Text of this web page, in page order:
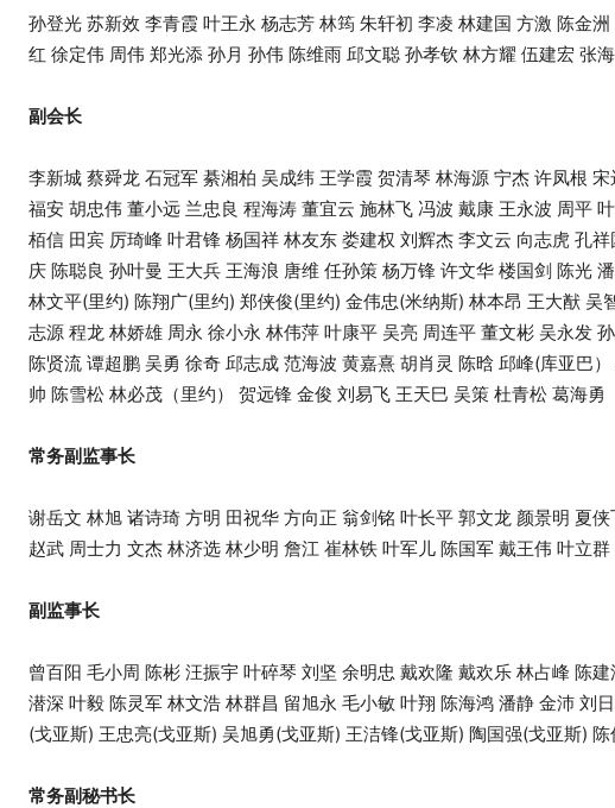
孙登光 苏新效 李青霞 叶王永 杨志芳 林筠 朱轩初 李凌 林建国 方激 陈金
红 徐定伟 周伟 郑光添 孙月 孙伟 陈维雨 邱文聪 孙孝钦 林方耀 伍建宏 张
副会长
李新城 蔡舜龙 石冠军 綦湘柏 吴成纬 王学霞 贺清琴 林海源 宁杰 许凤根
福安 胡忠伟 董小远 兰忠良 程海涛 董宜云 施林飞 冯波 戴康 王永波 周平
栢信 田宾 厉琦峰 叶君锋 杨国祥 林友东 娄建权 刘辉杰 李文云 向志虎 孔
庆 陈聪良 孙叶曼 王大兵 王海浪 唐维 任孙策 杨万锋 许文华 楼国剑 陈光
林文平(里约) 陈翔广(里约) 郑侠俊(里约) 金伟忠(米纳斯) 林本昂 王大猷
志源 程龙 林娇雄 周永 徐小永 林伟萍 叶康平 吴亮 周连平 董文彬 吴永发
陈贤流 谭超鹏 吴勇 徐奇 邱志成 范海波 黄嘉熹 胡肖灵 陈晗 邱峰(库亚巴
帅 陈雪松 林必茂（里约） 贺远锋 金俊 刘易飞 王天巳 吴策 杜青松 葛海勇
常务副监事长
谢岳文 林旭 诸诗琦 方明 田祝华 方向正 翁剑铭 叶长平 郭文龙 颜景明 夏
赵武 周士力 文杰 林济选 林少明 詹江 崔林铁 叶军儿 陈国军 戴王伟 叶立
副监事长
曾百阳 毛小周 陈彬 汪振宇 叶碎琴 刘坚 余明忠 戴欢隆 戴欢乐 林占峰 陈
潜深 叶毅 陈灵军 林文浩 林群昌 留旭永 毛小敏 叶翔 陈海鸿 潘静 金沛 刘
(戈亚斯) 王忠亮(戈亚斯) 吴旭勇(戈亚斯) 王洁锋(戈亚斯) 陶国强(戈亚斯)
常务副秘书长